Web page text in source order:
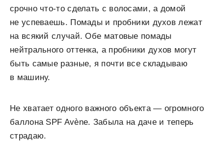
срочно что-то сделать с волосами, а домой
не успеваешь. Помады и пробники духов лежат
на всякий случай. Обе матовые помады
нейтрального оттенка, а пробники духов могут
быть самые разные, я почти все складываю
в машину.
Не хватает одного важного объекта — огромного
баллона SPF Avène. Забыла на даче и теперь
страдаю.